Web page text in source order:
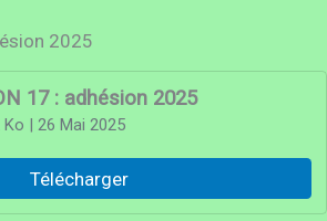
2025
17 : adhésion 2025
| 26 Mai 2025
Télécharger